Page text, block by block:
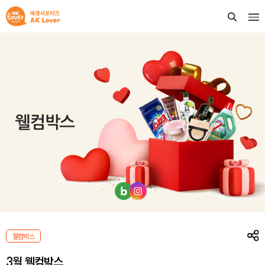
웰컴박스
3월 웰컴박스